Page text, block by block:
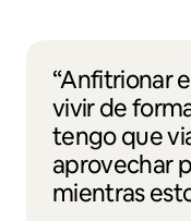
“Anfitrionar
vivir de
tengo que
aprovechar
mientras